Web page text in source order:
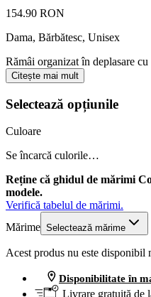
154.90 RON
Dama, Bărbătesc, Unisex
Rămâi organizat în deplasare cu
Citește mai mult
Selectează opțiunile
Culoare
Se încarcă culorile…
Reține că ghidul de mărimi
modele.
Verifică tabelul de mărimi.
Mărime Selectează mărime
Acest produs nu este disponibil
Disponibilitate în
Livrare gratuită de